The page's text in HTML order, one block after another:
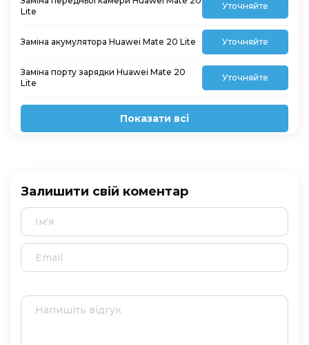
Lite
Уточняйте
Заміна акумулятора Huawei Mate 20 Lite Уточняйте
Заміна порту зарядки Huawei Mate 20
Lite
Уточняйте
Показати всі
Залишити свій коментар